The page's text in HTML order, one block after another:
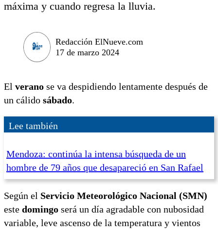
máxima y cuando regresa la lluvia.
Redacción ElNueve.com
17 de marzo 2024
El verano se va despidiendo lentamente después de
un cálido sábado.
Lee también
Mendoza: continúa la intensa búsqueda de un
hombre de 79 años que desapareció en San Rafael
Según el Servicio Meteorológico Nacional (SMN)
este domingo será un día agradable con nubosidad
variable, leve ascenso de la temperatura y vientos